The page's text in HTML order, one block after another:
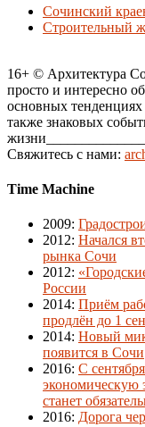
Сочинский
Строительный
16+ © Архитектура
просто и интересно
основных
также знаковых
Свяжитесь с нами:
Time Machine
2009:
2012: Начался
рынка Сочи
2012:
России
2014: Приём
продлён до 1
2014: Новый
появится в Сочи
2016: С
экономическую
станет
2016: Дорога